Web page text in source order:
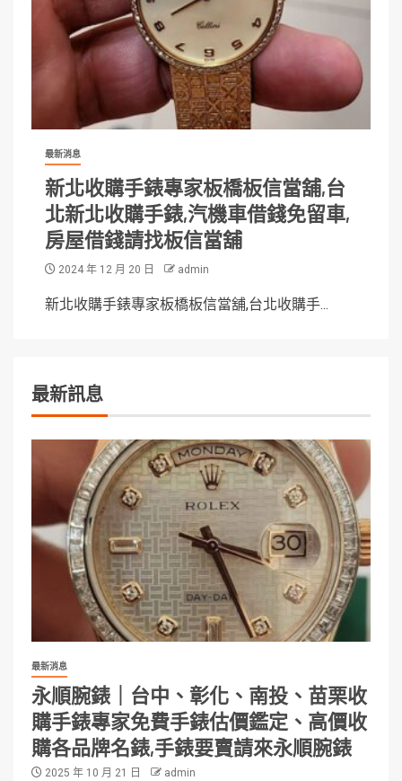
最新消息
新北收購手錶專家板橋板信當舖,台
北新北收購手錶,汽機車借錢免留車,
房屋借錢請找板信當舖
2024 年 12 月 20 日 admin
新北收購手錶專家板橋板信當舖,台北收購手...
最新訊息
最新消息
永順腕錶｜台中、彰化、南投、苗栗收
購手錶專家免費手錶估價鑑定、高價收
購各品牌名錶,手錶要賣請來永順腕錶
2025 年 10 月 21 日 admin